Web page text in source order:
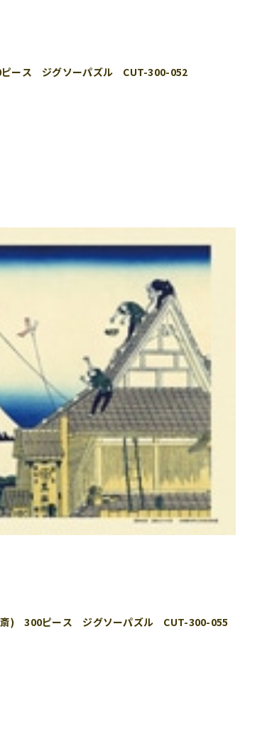
ース ジグソーパズル CUT-300-052
斎) 300ピース ジグソーパズル CUT-300-055